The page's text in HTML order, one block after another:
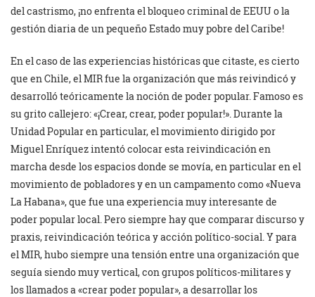
del castrismo, ¡no enfrenta el bloqueo criminal de EEUU o la
gestión diaria de un pequeño Estado muy pobre del Caribe!
En el caso de las experiencias históricas que citaste, es cierto
que en Chile, el MIR fue la organización que más reivindicó y
desarrolló teóricamente la noción de poder popular. Famoso es
su grito callejero: «¡Crear, crear, poder popular!». Durante la
Unidad Popular en particular, el movimiento dirigido por
Miguel Enríquez intentó colocar esta reivindicación en
marcha desde los espacios donde se movía, en particular en el
movimiento de pobladores y en un campamento como «Nueva
La Habana», que fue una experiencia muy interesante de
poder popular local. Pero siempre hay que comparar discurso y
praxis, reivindicación teórica y acción político-social. Y para
el MIR, hubo siempre una tensión entre una organización que
seguía siendo muy vertical, con grupos políticos-militares y
los llamados a «crear poder popular», a desarrollar los